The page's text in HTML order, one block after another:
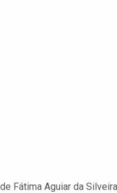
Fátima Aguiar da